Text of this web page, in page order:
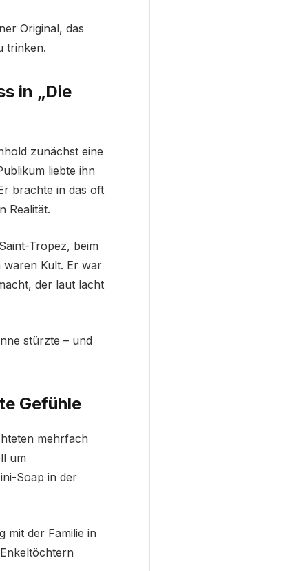
Original, das
trinken.
in „Die
zunächst eine
liebte ihn
brachte in das oft
Realität.
Tropez, beim
waren Kult. Er war
der laut lacht
stürzte – und
Gefühle
mehrfach
um
Soap in der
mit der Familie in